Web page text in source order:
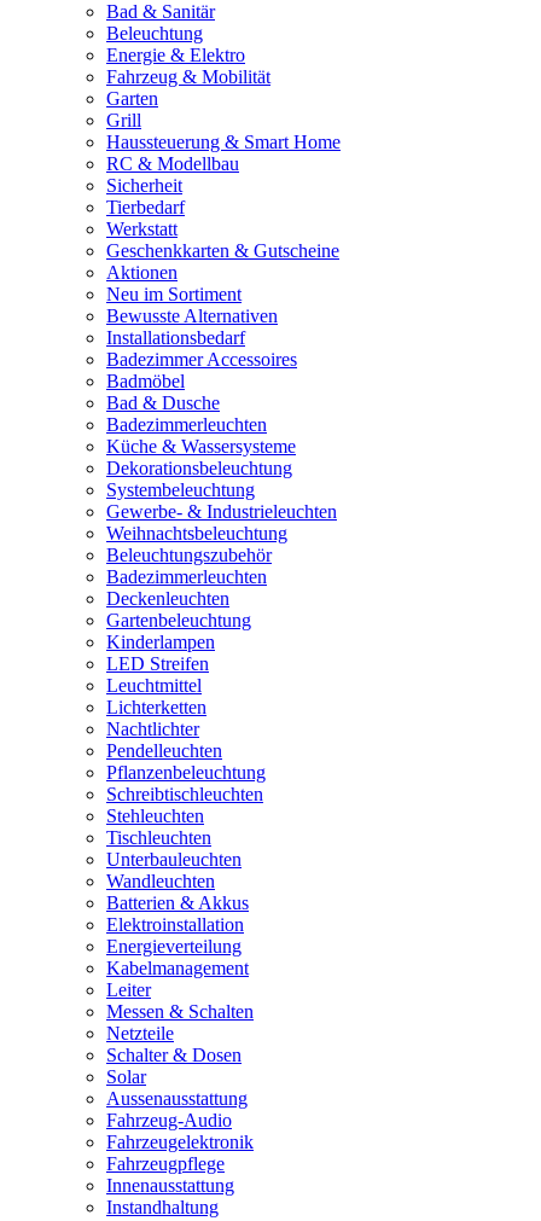
Bad & Sanitär
Beleuchtung
Energie & Elektro
Fahrzeug & Mobilität
Garten
Grill
Haussteuerung & Smart Home
RC & Modellbau
Sicherheit
Tierbedarf
Werkstatt
Geschenkkarten & Gutscheine
Aktionen
Neu im Sortiment
Bewusste Alternativen
Installationsbedarf
Badezimmer Accessoires
Badmöbel
Bad & Dusche
Badezimmerleuchten
Küche & Wassersysteme
Dekorationsbeleuchtung
Systembeleuchtung
Gewerbe- & Industrieleuchten
Weihnachtsbeleuchtung
Beleuchtungszubehör
Badezimmerleuchten
Deckenleuchten
Gartenbeleuchtung
Kinderlampen
LED Streifen
Leuchtmittel
Lichterketten
Nachtlichter
Pendelleuchten
Pflanzenbeleuchtung
Schreibtischleuchten
Stehleuchten
Tischleuchten
Unterbauleuchten
Wandleuchten
Batterien & Akkus
Elektroinstallation
Energieverteilung
Kabelmanagement
Leiter
Messen & Schalten
Netzteile
Schalter & Dosen
Solar
Aussenausstattung
Fahrzeug-Audio
Fahrzeugelektronik
Fahrzeugpflege
Innenausstattung
Instandhaltung